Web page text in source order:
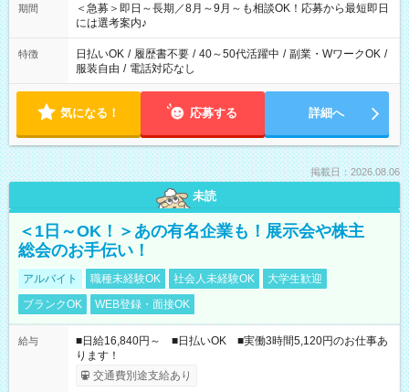
スタッフ スイーツ販売/ホテルフロント/化粧品販売/など 様々な
業界から入社して活躍されています♪
期間
＜急募＞即日～長期／8月～9月～も相談OK！応募から最短即日
には選考案内♪
特徴 日払いOK / 履歴書不要 / 40～50代活躍中 / 副業・WワークOK /
服装自由 / 電話対応なし
気になる！ 応募する 詳細へ
掲載日：2026.08.06
未読
＜1日～OK！＞あの有名企業も！展示会や株主
総会のお手伝い！
アルバイト 職種未経験OK 社会人未経験OK
大学生歓迎
ブランクOK
WEB登録・面接OK
給与
■日給16,840円～ ■日払いOK ■実働3時間5,120円のお仕事あ
ります！
交通費別途支給あり